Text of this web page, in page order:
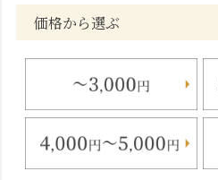
価格から選ぶ